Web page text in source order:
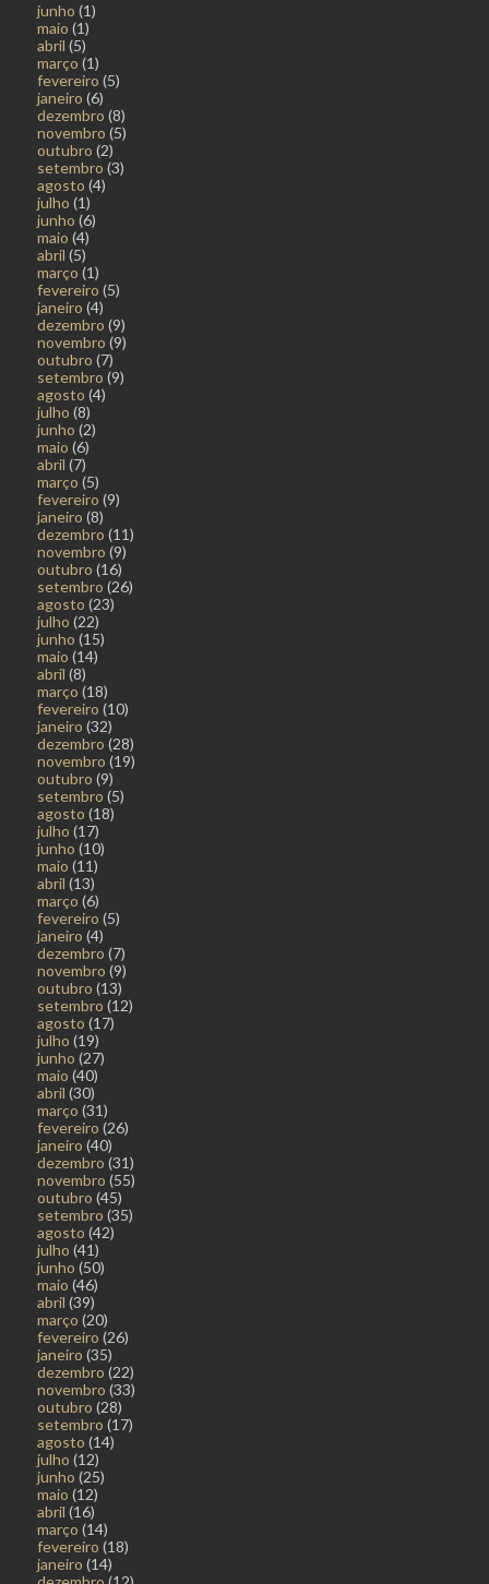
junho (1)
maio (1)
abril (5)
março (1)
fevereiro (5)
janeiro (6)
dezembro (8)
novembro (5)
outubro (2)
setembro (3)
agosto (4)
julho (1)
junho (6)
maio (4)
abril (5)
março (1)
fevereiro (5)
janeiro (4)
dezembro (9)
novembro (9)
outubro (7)
setembro (9)
agosto (4)
julho (8)
junho (2)
maio (6)
abril (7)
março (5)
fevereiro (9)
janeiro (8)
dezembro (11)
novembro (9)
outubro (16)
setembro (26)
agosto (23)
julho (22)
junho (15)
maio (14)
abril (8)
março (18)
fevereiro (10)
janeiro (32)
dezembro (28)
novembro (19)
outubro (9)
setembro (5)
agosto (18)
julho (17)
junho (10)
maio (11)
abril (13)
março (6)
fevereiro (5)
janeiro (4)
dezembro (7)
novembro (9)
outubro (13)
setembro (12)
agosto (17)
julho (19)
junho (27)
maio (40)
abril (30)
março (31)
fevereiro (26)
janeiro (40)
dezembro (31)
novembro (55)
outubro (45)
setembro (35)
agosto (42)
julho (41)
junho (50)
maio (46)
abril (39)
março (20)
fevereiro (26)
janeiro (35)
dezembro (22)
novembro (33)
outubro (28)
setembro (17)
agosto (14)
julho (12)
junho (25)
maio (12)
abril (16)
março (14)
fevereiro (18)
janeiro (14)